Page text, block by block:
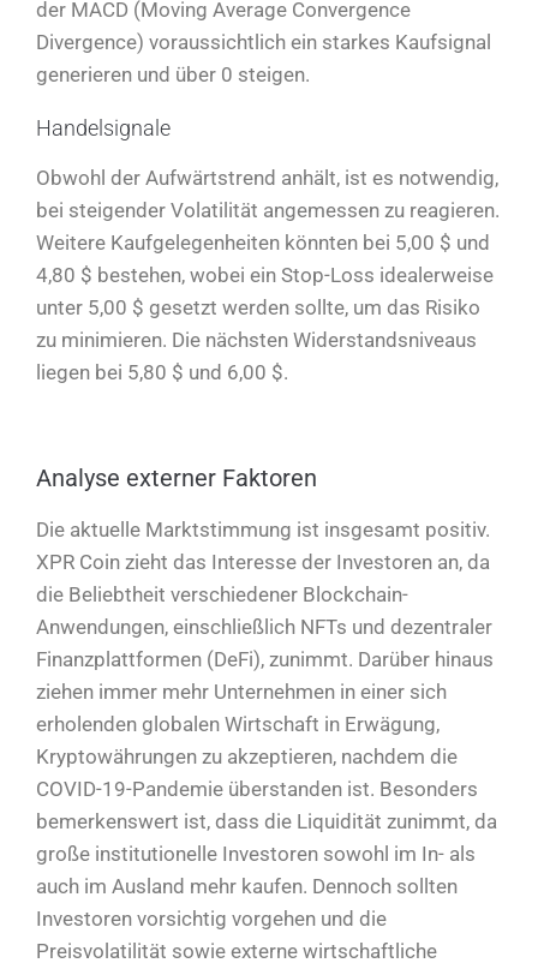
der MACD (Moving Average Convergence
Divergence) voraussichtlich ein starkes Kaufsignal
generieren und über 0 steigen.
Handelsignale
Obwohl der Aufwärtstrend anhält, ist es notwendig,
bei steigender Volatilität angemessen zu reagieren.
Weitere Kaufgelegenheiten könnten bei 5,00 $ und
4,80 $ bestehen, wobei ein Stop-Loss idealerweise
unter 5,00 $ gesetzt werden sollte, um das Risiko
zu minimieren. Die nächsten Widerstandsniveaus
liegen bei 5,80 $ und 6,00 $.
Analyse externer Faktoren
Die aktuelle Marktstimmung ist insgesamt positiv.
XPR Coin zieht das Interesse der Investoren an, da
die Beliebtheit verschiedener Blockchain-
Anwendungen, einschließlich NFTs und dezentraler
Finanzplattformen (DeFi), zunimmt. Darüber hinaus
ziehen immer mehr Unternehmen in einer sich
erholenden globalen Wirtschaft in Erwägung,
Kryptowährungen zu akzeptieren, nachdem die
COVID-19-Pandemie überstanden ist. Besonders
bemerkenswert ist, dass die Liquidität zunimmt, da
große institutionelle Investoren sowohl im In- als
auch im Ausland mehr kaufen. Dennoch sollten
Investoren vorsichtig vorgehen und die
Preisvolatilität sowie externe wirtschaftliche